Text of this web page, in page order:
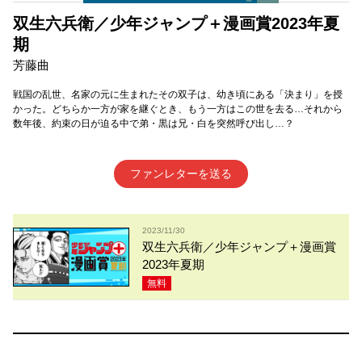
双生六兵衛／少年ジャンプ＋漫画賞2023年夏
期
芳藤曲
戦国の乱世、名家の元に生まれたその双子は、幼き頃にある「決まり」を授
かった。どちらか一方が家を継ぐとき、もう一方はこの世を去る…それから
数年後、約束の日が迫る中で弟・黒は兄・白を突然呼び出し…？
ファンレターを送る
2023/11/30
双生六兵衛／少年ジャンプ＋漫画賞
2023年夏期
無料